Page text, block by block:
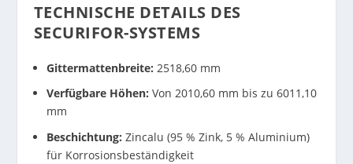
TECHNISCHE DETAILS DES
SECURIFOR-SYSTEMS
Gittermattenbreite: 2518,60 mm
Verfügbare Höhen: Von 2010,60 mm bis zu 6011,10
mm
Beschichtung: Zincalu (95 % Zink, 5 % Aluminium)
für Korrosionsbeständigkeit